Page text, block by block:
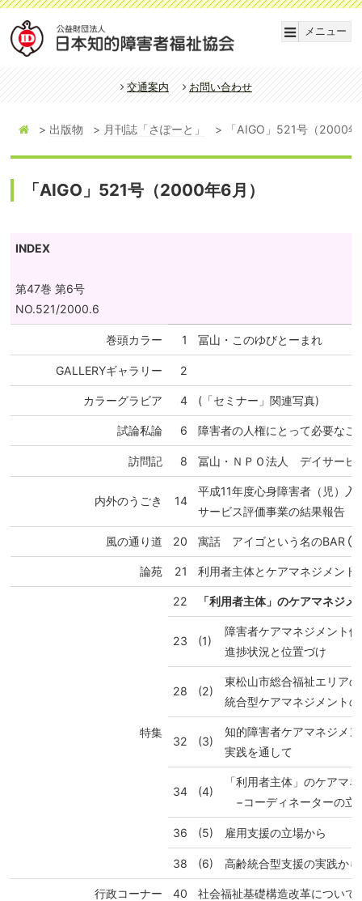
メニュー
交通案内 お問い合わせ
出版物 月刊誌「さぽーと」 「AIGO」521号（2000
「AIGO」521号（2000年6月）
INDEX
第47巻 第6号
NO.521/2000.6
巻頭カラー 1 冨山・このゆびとーまれ
GALLERYギャラリー 2
カラーグラビア 4 (「セミナー」関連写真)
試論私論 6 障害者の人権にとって必要なこ
訪問記 8 冨山・ＮＰＯ法人 デイサー
内外のうごき 14
平成11年度心身障害者（児）入
サービス評価事業の結果報告
風の通り道 20 寓話 アイゴという名のBAR
論苑 21 利用者主体とケアマネジメント
特集
22 「利用者主体」のケアマネジ
23 (1)
障害者ケアマネジメント
進捗状況と位置づけ
28 (2)
東松山市総合福祉エリア
統合型ケアマネジメント
32 (3)
知的障害者ケアマネジメ
実践を通して
34 (4)
「利用者主体」のケアマ
−コーディネーターの立
36 (5) 雇用支援の立場から
38 (6) 高齢統合型支援の実践から
行政コーナー 40 社会福祉基礎構造改革について